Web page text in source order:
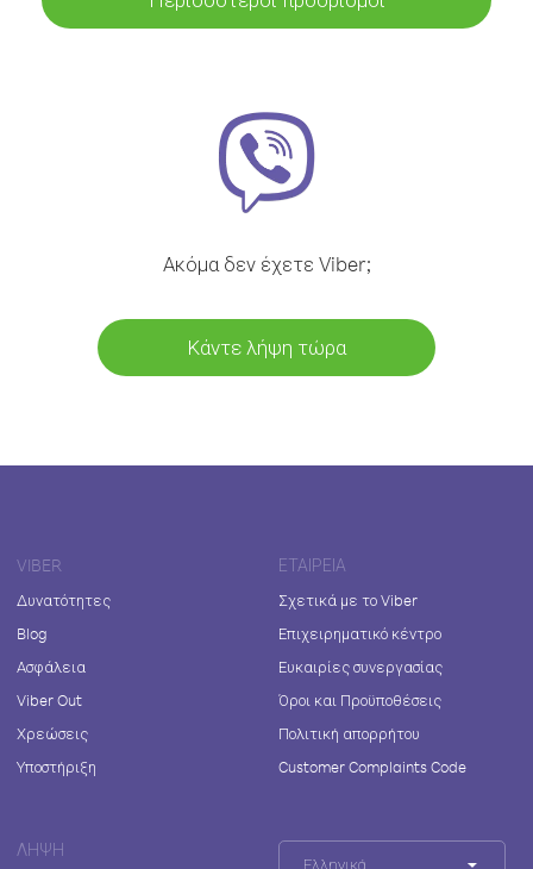
Ακόμα δεν έχετε Viber;
Κάντε λήψη τώρα
VIBER
Δυνατότητες
Blog
Ασφάλεια
Viber Out
Χρεώσεις
Υποστήριξη
ΕΤΑΙΡΕΊΑ
Σχετικά με το Viber
Επιχειρηματικό κέντρο
Ευκαιρίες συνεργασίας
Όροι και Προϋποθέσεις
Πολιτική απορρήτου
Customer Complaints Code
ΛΉΨΗ
Ελληνικά